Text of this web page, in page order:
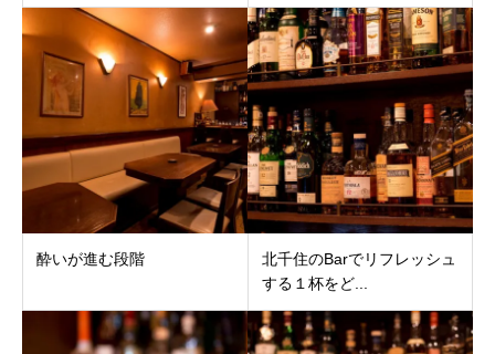
酔いが進む段階
北千住のBarでリフレッシュ
する１杯をど...